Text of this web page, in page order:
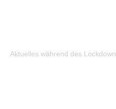
Aktuelles während des Lockdown